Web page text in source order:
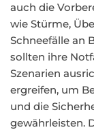
auch die
wie Stürme,
Schneefälle an
sollten ihre
Szenarien
ergreifen, um
und die
gewährleisten.